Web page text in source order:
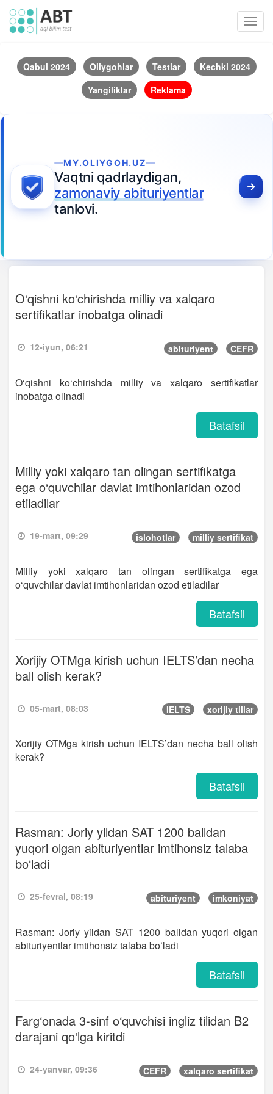
Qabul 2024 Oliygohlar Testlar
Kechki 2024
Yangiliklar
Reklama
MY.OLIYGOH.UZ
Vaqtni qadrlaydigan,
zamonaviy abituriyentlar
tanlovi.
O‘qishni ko‘chirishda milliy va xalqaro
sertifikatlar inobatga olinadi
12-iyun, 06:21 abituriyent CEFR
O‘qishni ko‘chirishda milliy va xalqaro sertifikatlar
inobatga olinadi
Batafsil
Milliy yoki xalqaro tan olingan sertifikatga
ega o‘quvchilar davlat imtihonlaridan ozod
etiladilar
19-mart, 09:29 islohotlar milliy sertifikat
Milliy yoki xalqaro tan olingan sertifikatga ega
o‘quvchilar davlat imtihonlaridan ozod etiladilar
Batafsil
Xorijiy OTMga kirish uchun IELTS’dan necha
ball olish kerak?
05-mart, 08:03 IELTS xorijiy tillar
Xorijiy OTMga kirish uchun IELTS’dan necha ball olish
kerak?
Batafsil
Rasman: Joriy yildan SAT 1200 balldan
yuqori olgan abituriyentlar imtihonsiz talaba
boʻladi
25-fevral, 08:19 abituriyent imkoniyat
Rasman: Joriy yildan SAT 1200 balldan yuqori olgan
abituriyentlar imtihonsiz talaba boʻladi
Batafsil
Farg‘onada 3-sinf o‘quvchisi ingliz tilidan B2
darajani qo‘lga kiritdi
24-yanvar, 09:36 CEFR xalqaro sertifikat